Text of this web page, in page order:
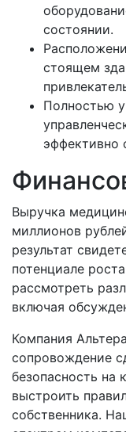
состоянии.
стоящем
Полностью
Выручка
миллионов
результат
потенциале
рассмотреть
включая
Компания
сопровождение
безопасность
выстроить
собственника.